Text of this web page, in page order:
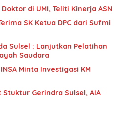
di UMI, Teliti Kinerja ASN
SK Ketua DPC dari Sufmi
Sulsel : Lanjutkan Pelatihan
Saudara
Minta Investigasi KM
Gerindra Sulsel, AIA